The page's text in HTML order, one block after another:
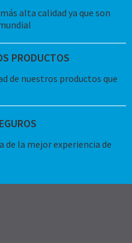
alta calidad ya que son
PRODUCTOS
de nuestros productos que
de la mejor experiencia de